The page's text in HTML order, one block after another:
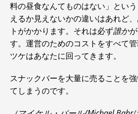
料の昼食なんてものはない」とい
えるか見えないかの違いはあれど
トがかかります。それは必ず誰か
す。運営のためのコストをすべて
ツケはあなたに回ってきます。
スナックバーを大量に売ることを
てしまうのです。